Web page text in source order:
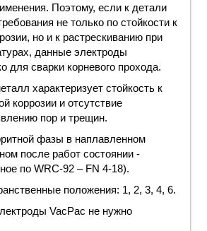
. Поэтому, если к детали
не только по стойкости к
но и к растрескиванию при
данные электроды
для сварки корневого прохода.
характеризует стойкость к
коррозии и отсутствие
пор и трещин.
фазы в наплавленном
после работ состоянии -
по WRC-92 – FN 4-18).
положения: 1, 2, 3, 4, 6.
VacPac не нужно